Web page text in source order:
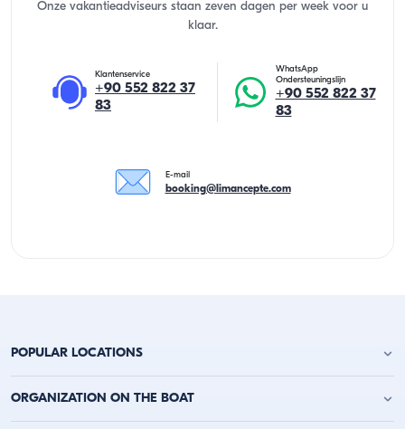
Onze vakantieadviseurs staan zeven dagen per week voor u
klaar.
Klantenservice
+90 552 822 37
83
WhatsApp
Ondersteuningslijn
+90 552 822 37
83
E-mail
booking@limancepte.com
POPULAR LOCATIONS
Jachtverhuur Antalya
ORGANIZATION ON THE BOAT